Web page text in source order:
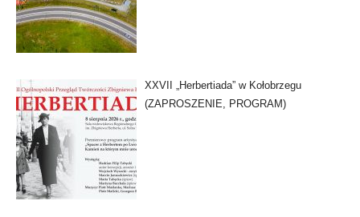
XXVII „Herbertiada” w Kołobrzegu
(ZAPROSZENIE, PROGRAM)